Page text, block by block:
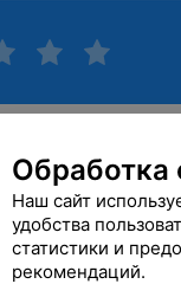
Обработка
Наш сайт
удобства
статистики и
рекомендаций.